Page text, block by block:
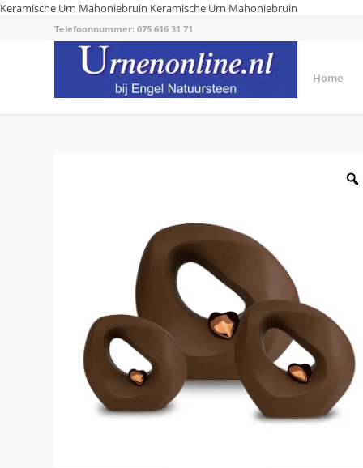
Keramische Urn Mahoniebruin Keramische Urn Mahoniebruin
Telefoonnummer: 075 616 31 71
Home